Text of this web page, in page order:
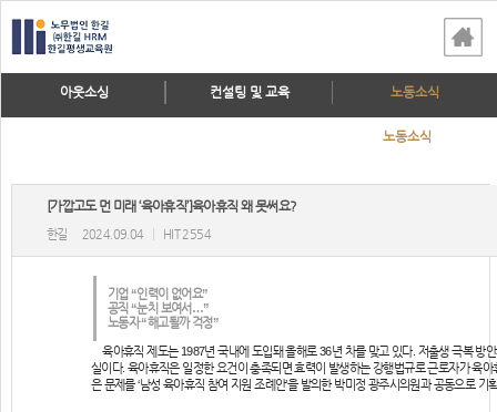
아웃소싱 컨설팅 및 교육 노동소식
노동소식
[가깝고도 먼 미래 ‘육아휴직’]육아휴직 왜 못써요?
한길 2024.09.04 HIT 2554
기업 “인력이 없어요”
공직 “눈치 보여서…”
노동자 “해고될까 걱정”
육아휴직 제도는 1987년 국내에 도입돼 올해로 36년 차를 맞고 있다. 저출생 극복 방
실이다. 육아휴직은 일정한 요건이 충족되면 효력이 발생하는 강행법규로 근로자가 육
은 문제를 ‘남성 육아휴직 참여 지원 조례안’을 발의한 박미정 광주시의원과 공동으로